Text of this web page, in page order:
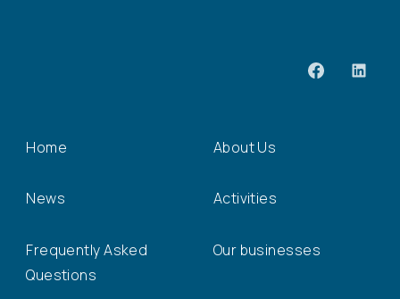
Home About Us
News Activities
Frequently Asked
Questions
Our businesses